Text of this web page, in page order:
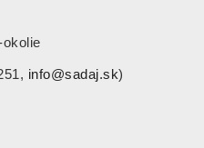
okolie
info@sadaj.sk)